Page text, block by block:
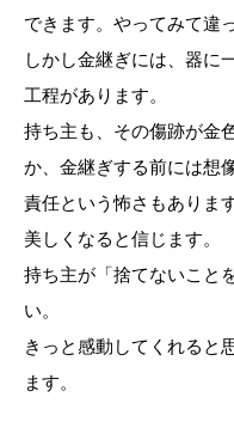
できます。やってみて違
しかし金継ぎには、器に
工程があります。
持ち主も、その傷跡が金
か、金継ぎする前には想
責任という怖さもありま
美しくなると信じます。
持ち主が「捨てないこと
い。
きっと感動してくれると
ます。